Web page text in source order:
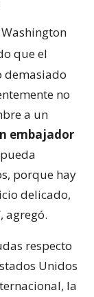
que el
demasiado
no
a un
embajador
porque hay
delicado,
agregó.
respecto
Unidos
la